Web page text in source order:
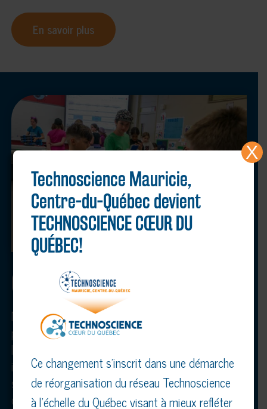
En savoir plus
CLUB SCIENCE
Notre club science invite les jeunes de 7 à 12 ans à
plonger dans l’univers fascinant des sciences et de
la technologie. Au programme : robotique,
ingénierie, expérimentations et découvertes
stimulantes, le tout dans une ambiance ludique et
conviviale. Les activités se tiennent à l’Université
Technoscience Mauricie,
Centre-du-Québec devient
TECHNOSCIENCE CŒUR DU
QUÉBEC!
Ce changement s’inscrit dans une démarche
de réorganisation du réseau Technoscience
à l’échelle du Québec visant à mieux refléter
X